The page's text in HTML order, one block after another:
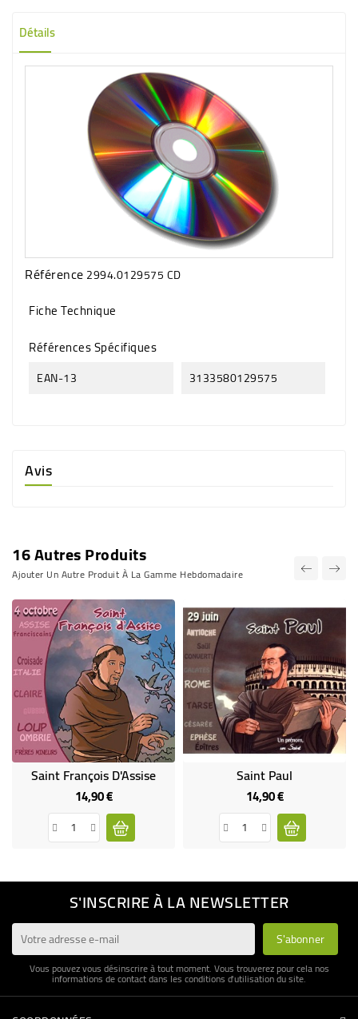
Détails
Référence2994.0129575 CD
Fiche Technique
Références Spécifiques
EAN-13 3133580129575
Avis
16 Autres Produits
Ajouter Un Autre Produit À La Gamme Hebdomadaire
Saint François D'Assise
14,90 €Prix
Saint Paul
14,90 €Prix
S'INSCRIRE À LA NEWSLETTER
Vous pouvez vous désinscrire à tout moment. Vous trouverez pour cela nos
informations de contact dans les conditions d'utilisation du site.